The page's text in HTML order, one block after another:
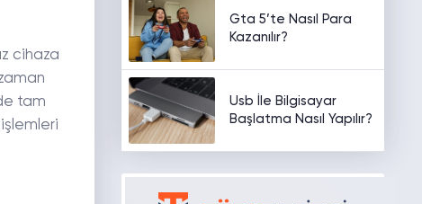
cihaza
tam
Gta 5’te Nasıl Para
Kazanılır?
Usb İle Bilgisayar
Başlatma Nasıl Yapılır?